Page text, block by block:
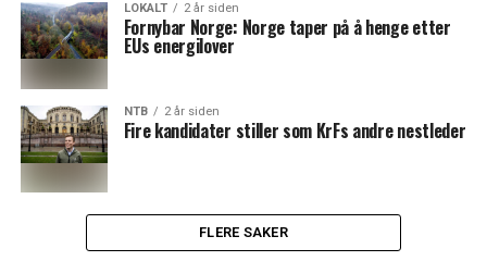
LOKALT 2 år siden
Fornybar Norge: Norge taper på å henge etter
EUs energilover
NTB 2 år siden
Fire kandidater stiller som KrFs andre nestleder
FLERE SAKER